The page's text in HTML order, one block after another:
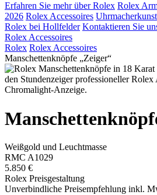
Erfahren Sie mehr überRolex Rolex
2026 Rolex Accessoires Uhrmacherkunst
Rolex bei Hollfelder Kontaktieren Sie
Rolex Accessoires
Rolex Rolex Accessoires
Manschettenknöpfe „Zeiger“
Weißgold und Leuchtmasse
RMC A1029
5.850 €
Rolex Preisgestaltung
Unverbindliche Preisempfehlung inkl.